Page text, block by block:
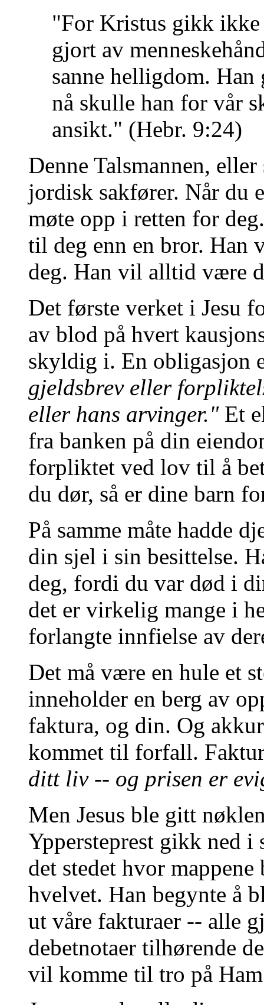
"For Kristus gikk
gjort av
sanne helligdom.
nå skulle han for vår
ansikt." (Hebr. 9:24)
Denne Talsmannen,
jordisk sakfører. Når du
møte opp i retten for
til deg enn en bror. Han
deg. Han vil alltid være
Det første verket i Jesu
av blod på hvert
skyldig i. En obligasjon
gjeldsbrev eller
eller hans arvinger."Et
fra banken på din
forpliktet ved lov til å
du dør, så er dine barn
På samme måte hadde
din sjel i sin besittelse.
deg, fordi du var død i
det er virkelig mange i
forlangte innfielse av
Det må være en hule et
inneholder en berg av
faktura, og din. Og
kommet til forfall.
ditt liv -- og prisen er
Men Jesus ble gitt
Yppersteprest gikk ned
det stedet hvor
hvelvet. Han begynte å
ut våre fakturaer -- alle
debetnotaer tilhørende
vil komme til tro på